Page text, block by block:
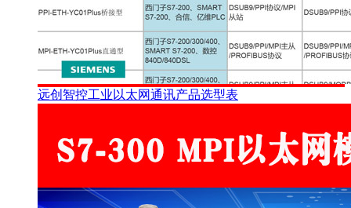
远创智控工业以太网通讯产品选型表